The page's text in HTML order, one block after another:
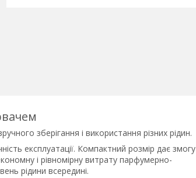
зберігання і використання різних рідин.
експлуатації. Компактний розмір дає змогу
і рівномірну витрату парфумерно-
рідини всередині.